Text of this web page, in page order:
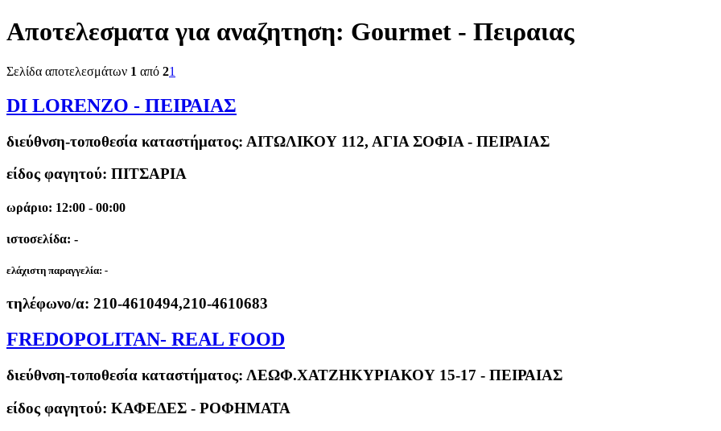
Αποτελεσματα για αναζητηση: Gourmet - Πειραιας
Σελίδα αποτελεσμάτων 1 από 21
DI LORENZO - ΠΕΙΡΑΙΑΣ
διεύθνση-τοποθεσία καταστήματος: ΑΙΤΩΛΙΚΟΥ 112, ΑΓΙΑ ΣΟΦΙΑ - ΠΕΙΡΑΙΑΣ
είδος φαγητού: ΠΙΤΣΑΡΙΑ
ωράριο: 12:00 - 00:00
ιστοσελίδα: -
ελάχιστη παραγγελία: -
τηλέφωνο/α: 210-4610494,210-4610683
FREDOPOLITAN- REAL FOOD
διεύθνση-τοποθεσία καταστήματος: ΛΕΩΦ.ΧΑΤΖΗΚΥΡΙΑΚΟΥ 15-17 - ΠΕΙΡΑΙΑΣ
είδος φαγητού: ΚΑΦΕΔΕΣ - ΡΟΦΗΜΑΤΑ